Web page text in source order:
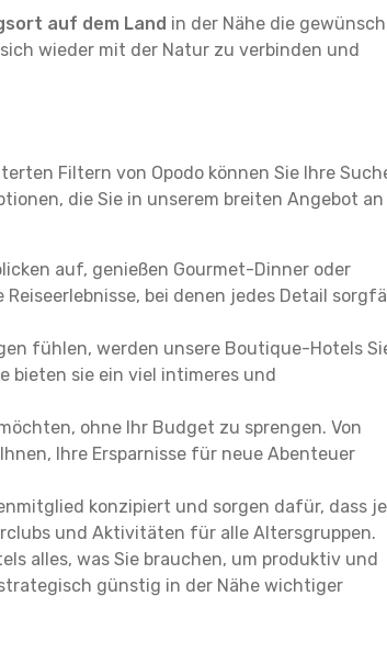
auf dem Land in der Nähe die
wieder mit der Natur zu verbinden und
Filtern von Opodo können Sie Ihre
die Sie in unserem breiten Angebot an
auf, genießen Gourmet-Dinner oder
bei denen jedes Detail
fühlen, werden unsere Boutique-Hotels
bieten sie ein viel intimeres und
ohne Ihr Budget zu sprengen. Von
Ihre Ersparnisse für neue Abenteuer
konzipiert und sorgen dafür, dass
und Aktivitäten für alle Altersgruppen.
alles, was Sie brauchen, um produktiv und
günstig in der Nähe wichtiger